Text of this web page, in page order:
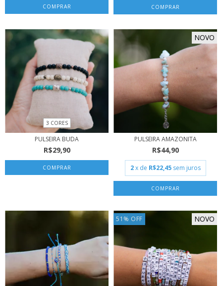
3 CORES
PULSEIRA BUDA
R$29,90
COMPRAR
NOVO
PULSEIRA AMAZONITA
R$44,90
2 x de R$22,45 sem juros
51 % OFF NOVO